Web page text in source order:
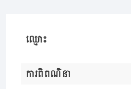
ឈ្មោះ
ការពិពណ៌នា